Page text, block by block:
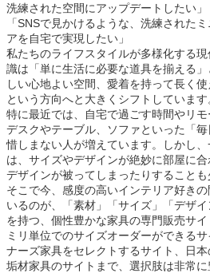
洗練された空間にアップデートしたい」
「SNSで見かけるような、洗練された
アを自宅で実現したい」
私たちのライフスタイルが多様化する
識は「単に生活に必要な道具を揃える
しい心地よい空間、愛着を持って長く使
という方向へと大きくシフトしています
特に最近では、自宅で過ごす時間やリモ
デスクやテーブル、ソファといった「
惜しまない人が増えています。しかし
は、サイズやデザインが絶妙に部屋に
デザインが被ってしまったりすることも
そこで今、感度の高いインテリア好き
いるのが、「素材」「サイズ」「デザ
を持つ、個性豊かな家具の専門販売サイ
ミリ単位でのサイズオーダーができる
ナーズ家具をセレクトするサイト、日
垢材家具のサイトまで、選択肢は非常に